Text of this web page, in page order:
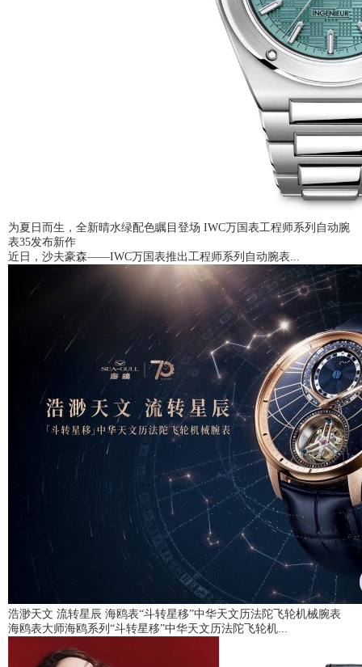
为夏日而生，全新晴水绿配色瞩目登场 IWC万国表工程师系列自动腕
表35发布新作
近日，沙夫豪森——IWC万国表推出工程师系列自动腕表...
浩渺天文 流转星辰 海鸥表“斗转星移”中华天文历法陀飞轮机械腕表
海鸥表大师海鸥系列“斗转星移”中华天文历法陀飞轮机...